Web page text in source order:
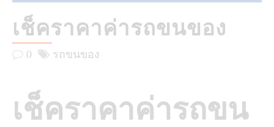
เช็คราคาค่ารถขนของ
0 รถขนของ
เช็คราคาค่ารถขน